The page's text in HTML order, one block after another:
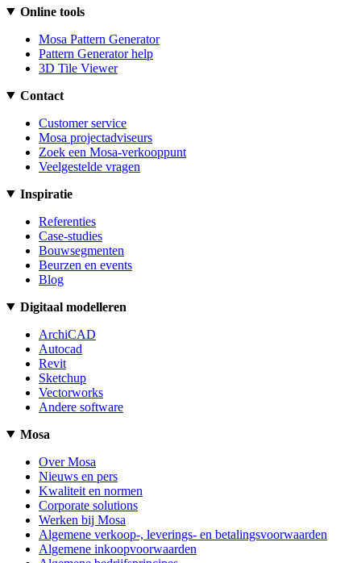
Online tools
Mosa Pattern Generator
Pattern Generator help
3D Tile Viewer
Contact
Customer service
Mosa projectadviseurs
Zoek een Mosa-verkooppunt
Veelgestelde vragen
Inspiratie
Referenties
Case-studies
Bouwsegmenten
Beurzen en events
Blog
Digitaal modelleren
ArchiCAD
Autocad
Revit
Sketchup
Vectorworks
Andere software
Mosa
Over Mosa
Nieuws en pers
Kwaliteit en normen
Corporate solutions
Werken bij Mosa
Algemene verkoop-, leverings- en betalingsvoorwaarden
Algemene inkoopvoorwaarden